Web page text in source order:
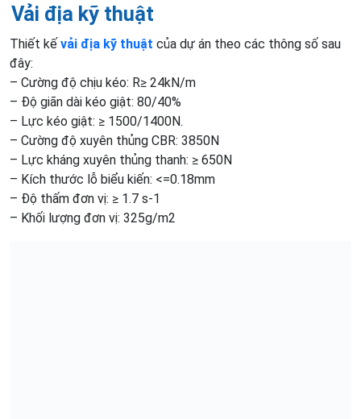
Vải địa kỹ thuật
Thiết kế vải địa kỹ thuật của dự án theo các thông số sau
đây:
– Cường độ chịu kéo: R≥ 24kN/m
– Độ giãn dài kéo giật: 80/40%
– Lực kéo giật: ≥ 1500/1400N.
– Cường độ xuyên thủng CBR: 3850N
– Lực kháng xuyên thủng thanh: ≥ 650N
– Kích thước lỗ biểu kiến: <=0.18mm
– Độ thấm đơn vị: ≥ 1.7 s-1
– Khối lượng đơn vị: 325g/m2